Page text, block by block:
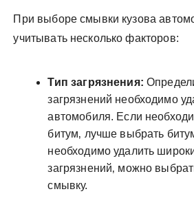
При выборе смывки кузова
учитывать несколько факторов:
Тип загрязнения:
загрязнений необходимо
автомобиля. Если
битум‚ лучше выбрать
необходимо удалить
загрязнений‚ можно
смывку.